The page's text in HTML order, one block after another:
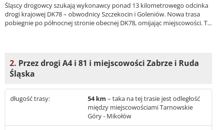
Śląscy drogowcy szukają wykonawcy ponad 13 kilometrowego odcinka
drogi krajowej DK78 – obwodnicy Szczekocin i Goleniów. Nowa trasa
pobiegnie po północnej stronie obecnej DK78, omijając miejscowości. T...
2. Przez drogi A4 i 81 i miejscowości Zabrze i Ruda
Śląska
długość trasy: 54 km – taka na tej trasie jest odległość
między miejscowościami Tarnowskie
Góry - Mikołów